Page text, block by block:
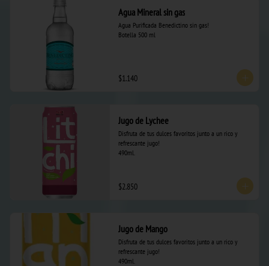
Agua Mineral sin gas
Agua Purificada Benedictino sin gas!
Botella 500 ml
$1.140
Jugo de Lychee
Disfruta de tus dulces favoritos junto a un rico y
refrescante jugo!
490ml.
$2.850
Jugo de Mango
Disfruta de tus dulces favoritos junto a un rico y
refrescante jugo!
490ml.